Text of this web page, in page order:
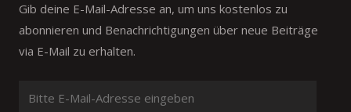
Gib deine E-Mail-Adresse an, um uns kostenlos zu
abonnieren und Benachrichtigungen über neue Beiträge
via E-Mail zu erhalten.